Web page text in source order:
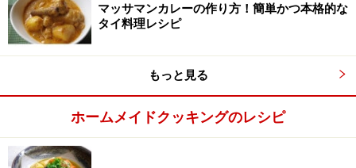
ピーマンは種を取り、くし型に切ります。たまねぎも
1cm巾のくし型に切ります。じゃがいもは皮を剥き6等分
に切ります。ニンニクはみじん切りに。ベーコンは細切
マッサマンカレーの作り方！簡単かつ本格的な
タイ料理レシピ
もっと見る
ホームメイドクッキングのレシピ